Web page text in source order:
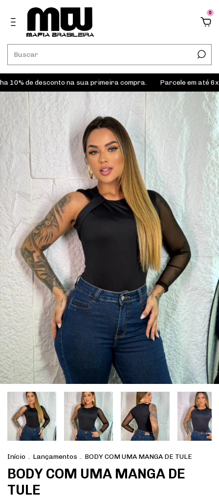
0
de desconto na sua primeira compra. Parcele em até 6x sem
Início . Lançamentos . BODY COM UMA MANGA DE TULE
BODY COM UMA MANGA DE
TULE